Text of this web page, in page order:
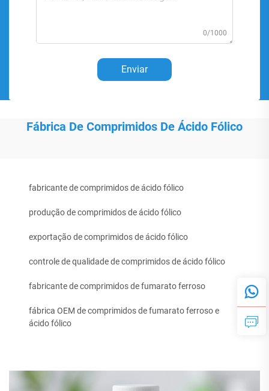
0/1000
Enviar
Fábrica De Comprimidos De Ácido Fólico
fabricante de comprimidos de ácido fólico
produção de comprimidos de ácido fólico
exportação de comprimidos de ácido fólico
controle de qualidade de comprimidos de ácido fólico
fabricante de comprimidos de fumarato ferroso
fábrica OEM de comprimidos de fumarato ferroso e
ácido fólico